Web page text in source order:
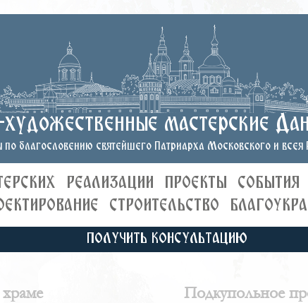
мастерские
благословению святейшего Патриарха Московского и всея
РЕАЛИЗАЦИИ ПРОЕКТЫ СОБЫТИЯ
СТРОИТЕЛЬСТВО
ПОЛУЧИТЬ КОНСУЛЬТАЦИЮ
Подкупольное